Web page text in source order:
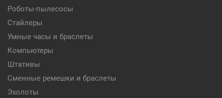
Роботы-пылесосы
Стайлеры
Умные часы и браслеты
Компьютеры
Штативы
Сменные ремешки и браслеты
Эхолоты